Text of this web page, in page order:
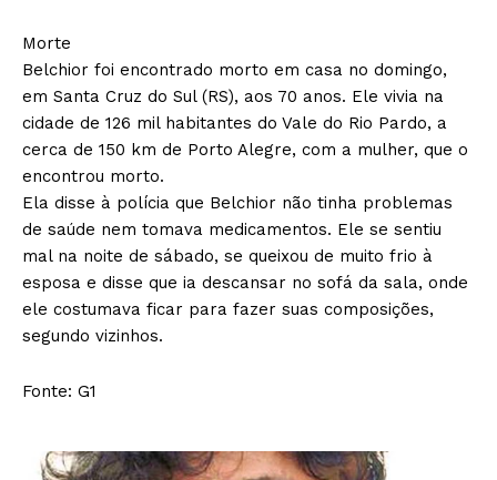
Morte
Belchior foi encontrado morto em casa no domingo,
em Santa Cruz do Sul (RS), aos 70 anos. Ele vivia na
cidade de 126 mil habitantes do Vale do Rio Pardo, a
cerca de 150 km de Porto Alegre, com a mulher, que o
encontrou morto.
Ela disse à polícia que Belchior não tinha problemas
de saúde nem tomava medicamentos. Ele se sentiu
mal na noite de sábado, se queixou de muito frio à
esposa e disse que ia descansar no sofá da sala, onde
ele costumava ficar para fazer suas composições,
segundo vizinhos.
Fonte: G1